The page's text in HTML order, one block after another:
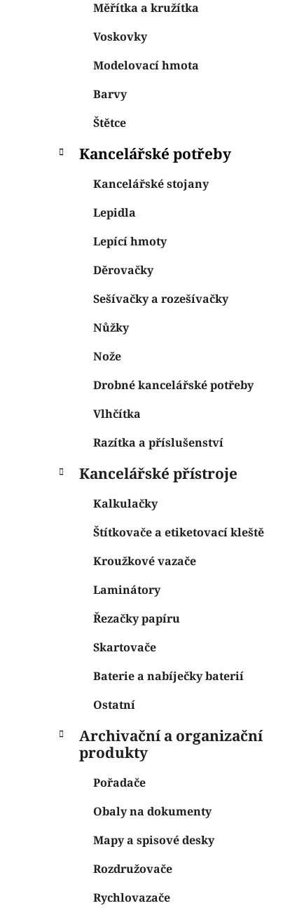
Měřítka a kružítka
Voskovky
Modelovací hmota
Barvy
Štětce
Kancelářské potřeby
Kancelářské stojany
Lepidla
Lepící hmoty
Děrovačky
Sešívačky a rozešívačky
Nůžky
Nože
Drobné kancelářské potřeby
Vlhčítka
Razítka a příslušenství
Kancelářské přístroje
Kalkulačky
Štítkovače a etiketovací kleště
Kroužkové vazače
Laminátory
Řezačky papíru
Skartovače
Baterie a nabíječky baterií
Ostatní
Archivační a organizační
produkty
Pořadače
Obaly na dokumenty
Mapy a spisové desky
Rozdružovače
Rychlovazače